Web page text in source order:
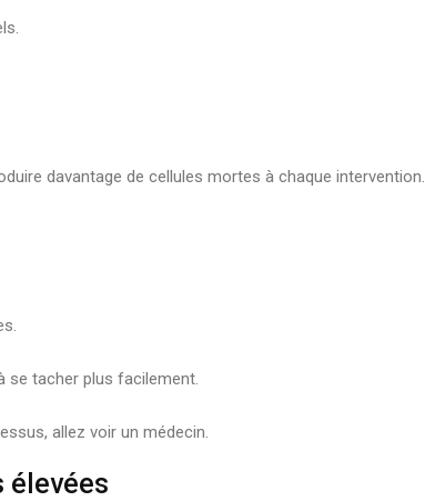
davantage de cellules mortes à chaque intervention.
se tacher plus facilement.
allez voir un médecin.
élevées